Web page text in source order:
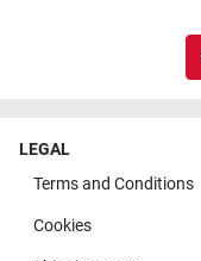
LEGAL
Terms and Conditions
Cookies